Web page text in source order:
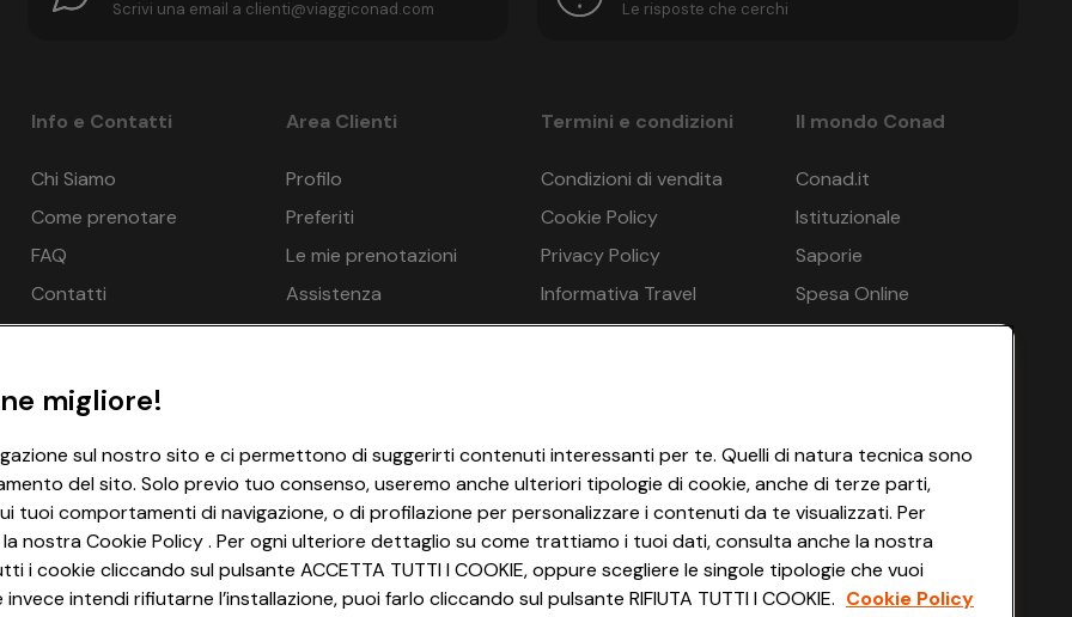
Scrivi una email a clienti@viaggiconad.com Le risposte che cerchi
Info e Contatti
Chi Siamo
Come prenotare
FAQ
Contatti
Area Clienti
Profilo
Preferiti
Le mie prenotazioni
Assistenza
Termini e condizioni
Condizioni di vendita
Cookie Policy
Privacy Policy
Informativa Travel
Agency
Accessibilità
Il mondo Conad
Conad.it
Istituzionale
Saporie
Spesa Online
HEYCONAD
migliore!
sul nostro sito e ci permettono di suggerirti contenuti interessanti per te. Quelli di natura tecnica sono
del sito. Solo previo tuo consenso, useremo anche ulteriori tipologie di cookie, anche di terze parti,
tuoi comportamenti di navigazione, o di profilazione per personalizzare i contenuti da te visualizzati. Per
nostra Cookie Policy . Per ogni ulteriore dettaglio su come trattiamo i tuoi dati, consulta anche la nostra
i cookie cliccando sul pulsante ACCETTA TUTTI I COOKIE, oppure scegliere le singole tipologie che vuoi
invece intendi rifiutarne l’installazione, puoi farlo cliccando sul pulsante RIFIUTA TUTTI I COOKIE. Cookie Policy